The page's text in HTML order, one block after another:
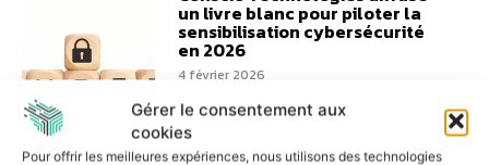
Gérer le consentement aux
cookies
Pour offrir les meilleures expériences, nous utilisons des technologies
un livre blanc pour piloter la
sensibilisation cybersécurité
en 2026
4 février 2026